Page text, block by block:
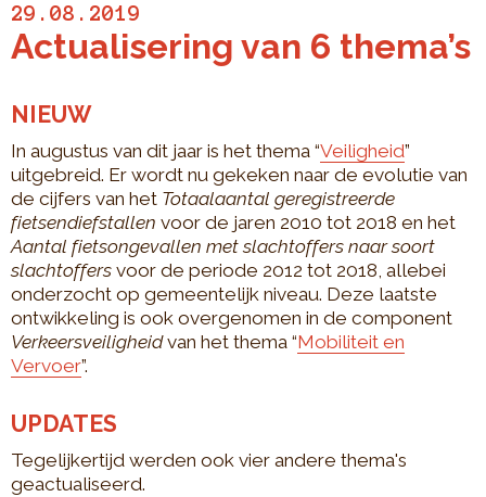
29.08.2019
Actualisering van 6 thema’s
NIEUW
In augustus van dit jaar is het thema “Veiligheid”
uitgebreid. Er wordt nu gekeken naar de evolutie van
de cijfers van het Totaalaantal geregistreerde
fietsendiefstallen voor de jaren 2010 tot 2018 en het
Aantal fietsongevallen met slachtoffers naar soort
slachtoffers voor de periode 2012 tot 2018, allebei
onderzocht op gemeentelijk niveau. Deze laatste
ontwikkeling is ook overgenomen in de component
Verkeersveiligheidvan het thema “Mobiliteit en
Vervoer”.
UPDATES
Tegelijkertijd werden ook vier andere thema's
geactualiseerd.